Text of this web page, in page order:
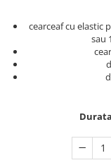
Set Lenjerie Pat
Piese, Cu Pilota
Lenjerii De Pat
Set Lenjerie De Pat,
Set Lenjerie De Pat
11 Piese, Cuvertura
Lenjerii Damasc
cearceaf cu elastic
sau